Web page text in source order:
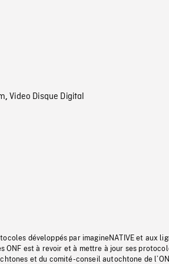
,Video Disque Digital
développés par imagineNATIVE et aux
ONF est à revoir et à mettre à jour ses
et du comité-conseil autochtone de